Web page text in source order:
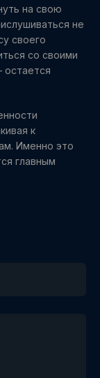
на свою
не
своего
со своими
остается
к
Именно это
главным